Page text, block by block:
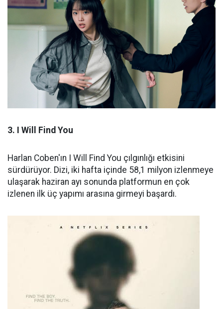
3. I Will Find You
Harlan Coben'ın I Will Find You çılgınlığı etkisini
sürdürüyor. Dizi, iki hafta içinde 58,1 milyon izlenmeye
ulaşarak haziran ayı sonunda platformun en çok
izlenen ilk üç yapımı arasına girmeyi başardı.